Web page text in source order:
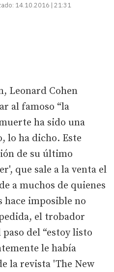
14.10.2016 | 21:31
Leonard Cohen
al famoso “la
ha sido una
lo ha dicho. Este
de su último
que sale a la venta el
a muchos de quienes
hace imposible no
el trobador
del “estoy listo
le había
la revista 'The New